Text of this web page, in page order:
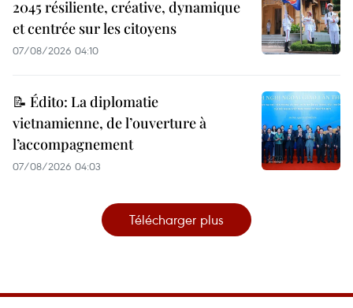
2045 résiliente, créative, dynamique
et centrée sur les citoyens
07/08/2026 04:10
📝 Édito: La diplomatie
vietnamienne, de l’ouverture à
l’accompagnement
07/08/2026 04:03
Télécharger plus